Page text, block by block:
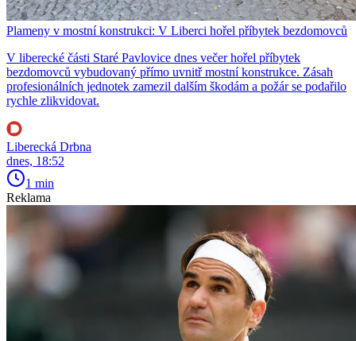
Plameny v mostní konstrukci: V Liberci hořel příbytek bezdomovců
V liberecké části Staré Pavlovice dnes večer hořel příbytek
bezdomovců vybudovaný přímo uvnitř mostní konstrukce. Zásah
profesionálních jednotek zamezil dalším škodám a požár se podařilo
rychle zlikvidovat.
Liberecká Drbna
dnes, 18:52
1 min
Reklama